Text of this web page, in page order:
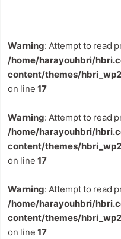
Warning: Attempt to read
/home/harayouhbri/
content/themes/
on line17
Warning: Attempt to read
/home/harayouhbri/
content/themes/
on line17
Warning: Attempt to read
/home/harayouhbri/
content/themes/
on line17